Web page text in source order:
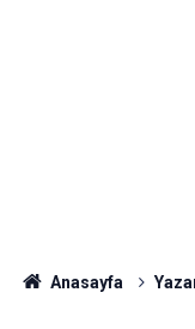
Anasayfa